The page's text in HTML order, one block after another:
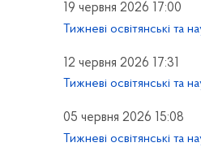
19 червня 2026 17:00
Тижневі освітянські та
12 червня 2026 17:31
Тижневі освітянські та
05 червня 2026 15:08
Тижневі освітянські та